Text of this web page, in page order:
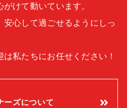
けて動いています。
心して過ごせるようにしっ
私たちにお任せください！
ーズについて